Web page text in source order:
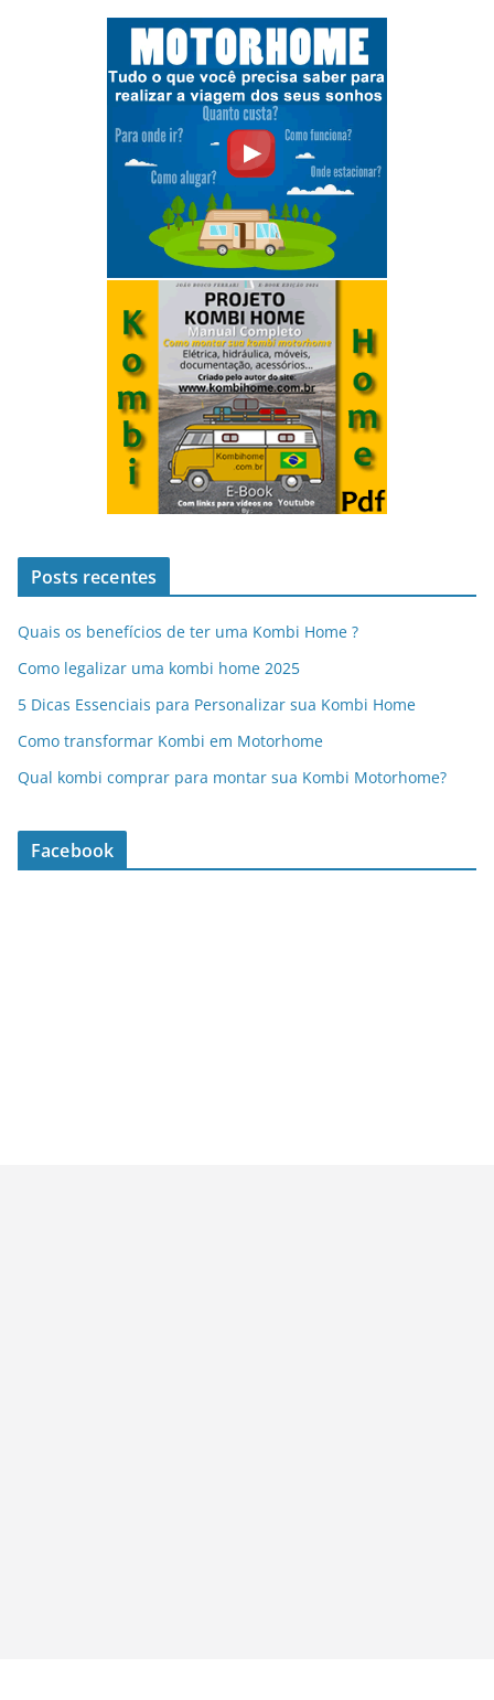
Posts recentes
Quais os benefícios de ter uma Kombi Home ?
Como legalizar uma kombi home 2025
5 Dicas Essenciais para Personalizar sua Kombi Home
Como transformar Kombi em Motorhome
Qual kombi comprar para montar sua Kombi Motorhome?
Facebook